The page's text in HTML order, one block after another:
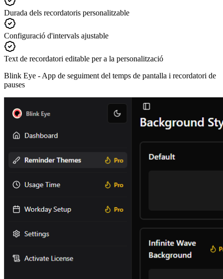
Durada dels recordatoris personalitzable
Configuració d'intervals ajustable
Text de recordatori editable per a la personalització
Blink Eye - App de seguiment del temps de pantalla i recordatori de
pauses